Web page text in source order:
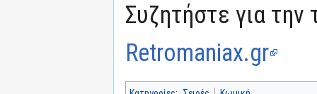
Συζητήστε για την
Retromaniax.gr